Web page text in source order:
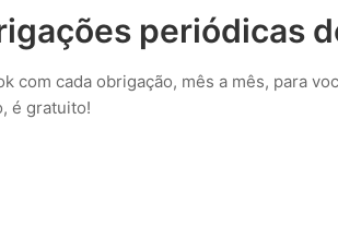
periódicas
com cada obrigação, mês a mês, para
é gratuito!